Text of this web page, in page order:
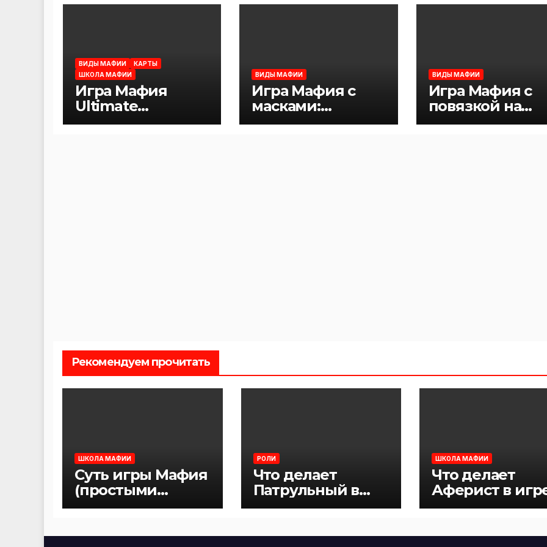
ВИДЫ МАФИИ
КАРТЫ
ШКОЛА МАФИИ
Игра Мафия
Ultimate
Werewolf:
ВИДЫ МАФИИ
Игра Мафия с
масками:
правила
ВИДЫ МАФИИ
Игра Мафия с
повязкой на
глазах (вместо
Рекомендуем прочитать
ШКОЛА МАФИИ
Суть игры Мафия
(простыми
словами)
РОЛИ
Что делает
Патрульный в
игре Мафия
ШКОЛА МАФИИ
Что делает
Аферист в
Мафия